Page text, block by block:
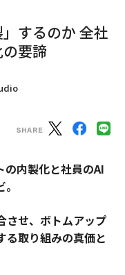
するのか 全社
要諦
の内製化と社員のAI
させ、ボトムアップ
る取り組みの真価と